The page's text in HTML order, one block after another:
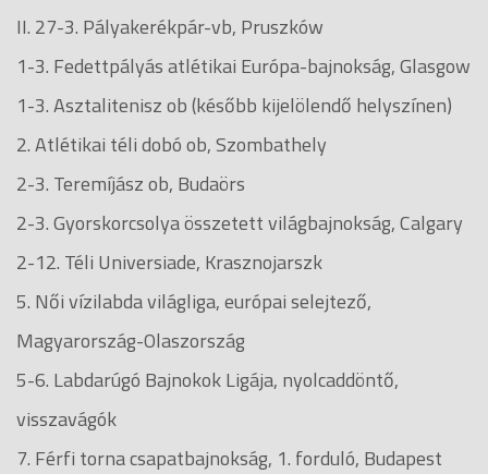
II. 27-3. Pályakerékpár-vb, Pruszków
1-3. Fedettpályás atlétikai Európa-bajnokság, Glasgow
1-3. Asztalitenisz ob (később kijelölendő helyszínen)
2. Atlétikai téli dobó ob, Szombathely
2-3. Teremíjász ob, Budaörs
2-3. Gyorskorcsolya összetett világbajnokság, Calgary
2-12. Téli Universiade, Krasznojarszk
5. Női vízilabda világliga, európai selejtező,
Magyarország-Olaszország
5-6. Labdarúgó Bajnokok Ligája, nyolcaddöntő,
visszavágók
7. Férfi torna csapatbajnokság, 1. forduló, Budapest